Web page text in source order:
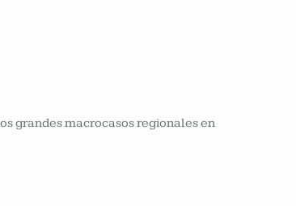
grandes macrocasos regionales en